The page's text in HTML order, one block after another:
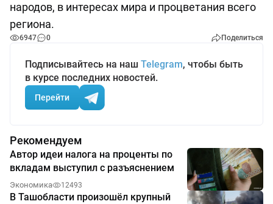
народов, в интересах мира и процветания всего
региона.
6947 0 Поделиться
Подписывайтесь на наш Telegram, чтобы быть
в курсе последних новостей.
Перейти
Рекомендуем
Автор идеи налога на проценты по
вкладам выступил с разъяснением
Экономика 12493
В Ташобласти произошёл крупный